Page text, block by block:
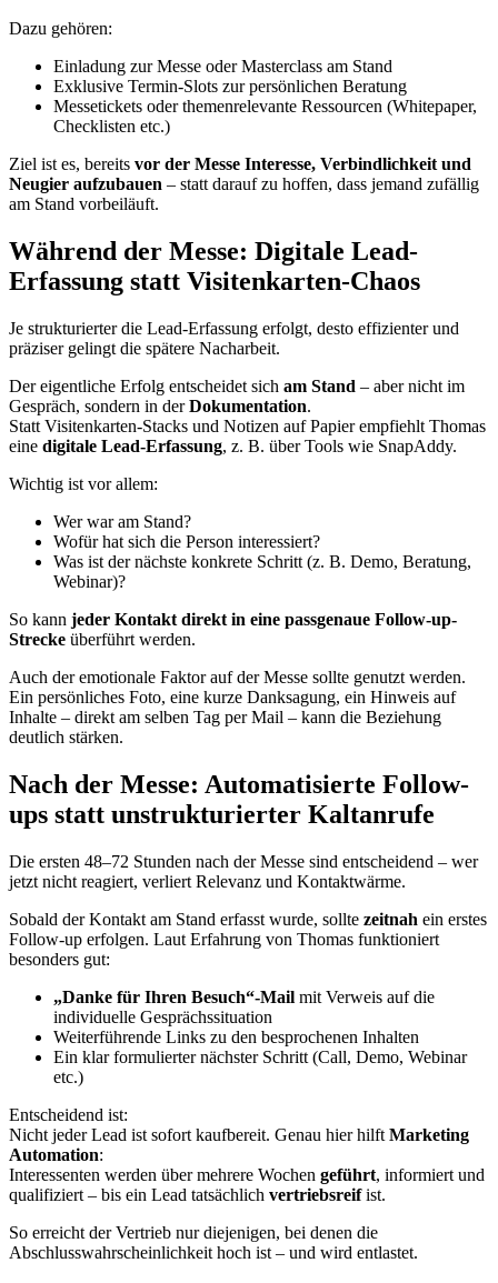
Dazu gehören:
Einladung zur Messe oder Masterclass am Stand
Exklusive Termin-Slots zur persönlichen Beratung
Messetickets oder themenrelevante Ressourcen (Whitepaper,
Checklisten etc.)
Ziel ist es, bereits vor der Messe Interesse, Verbindlichkeit und
Neugier aufzubauen – statt darauf zu hoffen, dass jemand zufällig
am Stand vorbeiläuft.
Während der Messe: Digitale Lead-
Erfassung statt Visitenkarten-Chaos
Je strukturierter die Lead-Erfassung erfolgt, desto effizienter und
präziser gelingt die spätere Nacharbeit.
Der eigentliche Erfolg entscheidet sich am Stand – aber nicht im
Gespräch, sondern in derDokumentation.
Statt Visitenkarten-Stacks und Notizen auf Papier empfiehlt Thomas
eine digitale Lead-Erfassung, z. B. über Tools wie SnapAddy.
Wichtig ist vor allem:
Wer war am Stand?
Wofür hat sich die Person interessiert?
Was ist der nächste konkrete Schritt (z. B. Demo, Beratung,
Webinar)?
So kann jeder Kontakt direkt in eine passgenaue Follow-up-
Strecke überführt werden.
Auch der emotionale Faktor auf der Messe sollte genutzt werden.
Ein persönliches Foto, eine kurze Danksagung, ein Hinweis auf
Inhalte – direkt am selben Tag per Mail – kann die Beziehung
deutlich stärken.
Nach der Messe: Automatisierte Follow-
ups statt unstrukturierter Kaltanrufe
Die ersten 48–72 Stunden nach der Messe sind entscheidend – wer
jetzt nicht reagiert, verliert Relevanz und Kontaktwärme.
Sobald der Kontakt am Stand erfasst wurde, sollte zeitnah ein erstes
Follow-up erfolgen. Laut Erfahrung von Thomas funktioniert
besonders gut:
„Danke für Ihren Besuch“-Mail mit Verweis auf die
individuelle Gesprächssituation
Weiterführende Links zu den besprochenen Inhalten
Ein klar formulierter nächster Schritt (Call, Demo, Webinar
etc.)
Entscheidend ist:
Nicht jeder Lead ist sofort kaufbereit. Genau hier hilft Marketing
Automation:
Interessenten werden über mehrere Wochen geführt, informiert und
qualifiziert – bis ein Lead tatsächlich vertriebsreifist.
So erreicht der Vertrieb nur diejenigen, bei denen die
Abschlusswahrscheinlichkeit hoch ist – und wird entlastet.